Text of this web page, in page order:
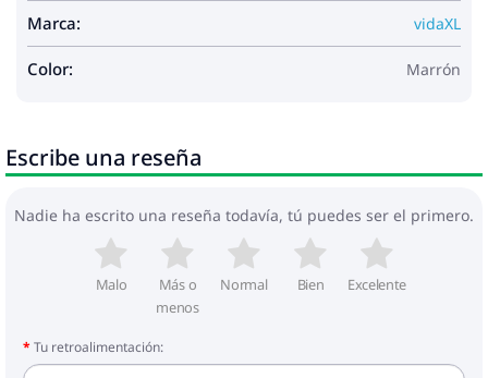
La entrega contiene:
1 x Estructura de cama
2 x Cajones de cama
Marca: vidaXL
Color: Marrón
Escribe una reseña
Nadie ha escrito una reseña todavía, tú puedes ser el primero.
Malo
Más o
menos
Normal Bien Excelente
Tu retroalimentación: